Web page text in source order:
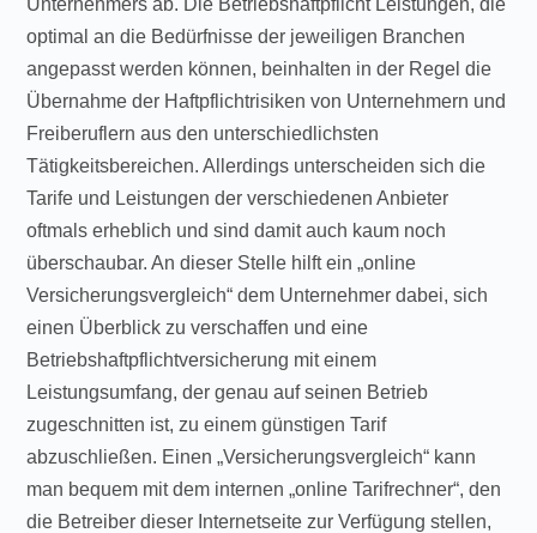
optimal an die Bedürfnisse der jeweiligen Branchen
angepasst werden können, beinhalten in der Regel die
Übernahme der Haftpflichtrisiken von Unternehmern und
Freiberuflern aus den unterschiedlichsten
Tätigkeitsbereichen. Allerdings unterscheiden sich die
Tarife und Leistungen der verschiedenen Anbieter
oftmals erheblich und sind damit auch kaum noch
überschaubar. An dieser Stelle hilft ein „online
Versicherungsvergleich“ dem Unternehmer dabei, sich
einen Überblick zu verschaffen und eine
Betriebshaftpflichtversicherung mit einem
Leistungsumfang, der genau auf seinen Betrieb
zugeschnitten ist, zu einem günstigen Tarif
abzuschließen. Einen „Versicherungsvergleich“ kann
man bequem mit dem internen „online Tarifrechner“, den
die Betreiber dieser Internetseite zur Verfügung stellen,